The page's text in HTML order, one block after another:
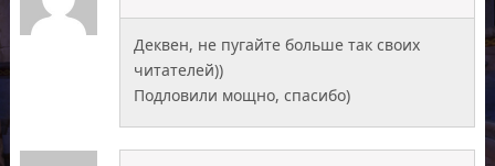
Деквен, не пугайте больше так своих
читателей))
Подловили мощно, спасибо)